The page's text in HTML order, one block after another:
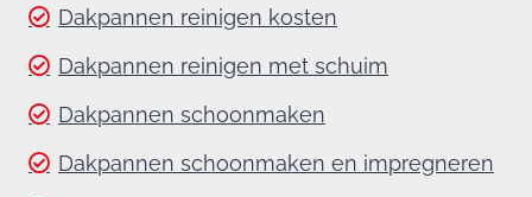
Dakpannen reinigen kosten
Dakpannen reinigen met schuim
Dakpannen schoonmaken
Dakpannen schoonmaken en impregneren